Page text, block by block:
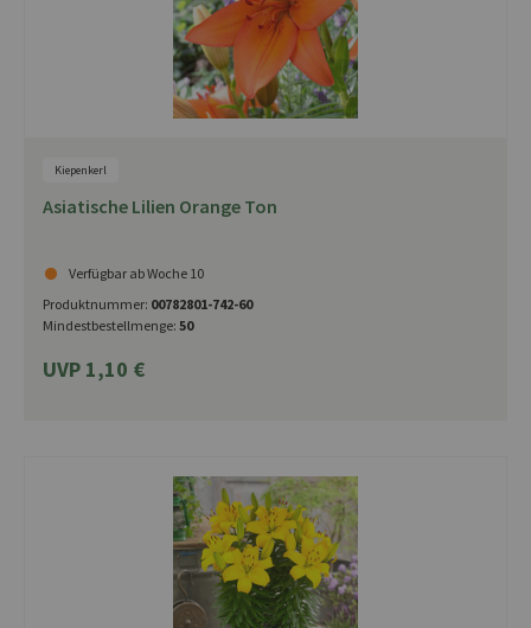
Kiepenkerl
Asiatische Lilien Orange Ton
Verfügbar ab Woche 10
Produktnummer: 00782801-742-60
Mindestbestellmenge: 50
UVP 1,10 €